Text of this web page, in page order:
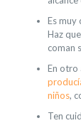
Es muy
Haz
coman
En otro
niños,
Ten